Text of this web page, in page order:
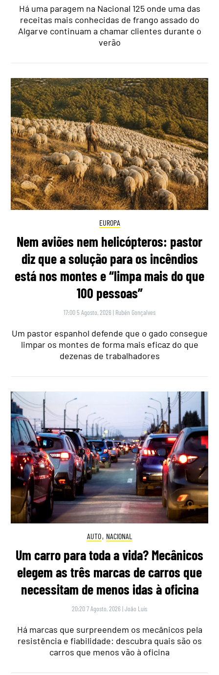
Há uma paragem na Nacional 125 onde uma das
receitas mais conhecidas de frango assado do
Algarve continuam a chamar clientes durante o
verão
EUROPA
Nem aviões nem helicópteros: pastor
diz que a solução para os incêndios
está nos montes e “limpa mais do que
100 pessoas”
17:00 5 Agosto, 2026 | Rubén Gonçalves
Um pastor espanhol defende que o gado consegue
limpar os montes de forma mais eficaz do que
dezenas de trabalhadores
AUTO, NACIONAL
Um carro para toda a vida? Mecânicos
elegem as três marcas de carros que
necessitam de menos idas à oficina
20:20 7 Agosto, 2026 |João Luís
Há marcas que surpreendem os mecânicos pela
resistência e fiabilidade: descubra quais são os
carros que menos vão à oficina